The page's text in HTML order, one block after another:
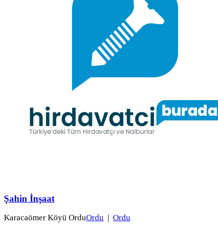
Şahin İnşaat
Karacaömer Köyü OrduOrdu Ordu